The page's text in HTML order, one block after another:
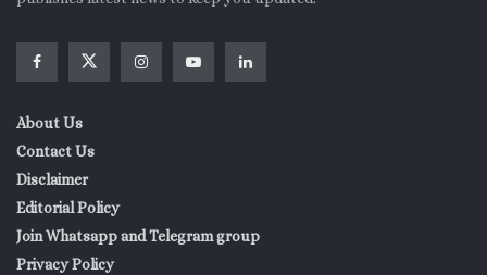
About Us
Contact Us
Disclaimer
Editorial Policy
Join Whatsapp and Telegram group
Privacy Policy